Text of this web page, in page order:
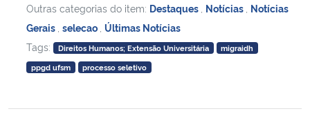
Outras categorias do item: Destaques Notícias Notícias
Gerais selecao Últimas Notícias
Tags:
Direitos Humanos; Extensão Universitária
migraidh
ppgd ufsm
processo seletivo